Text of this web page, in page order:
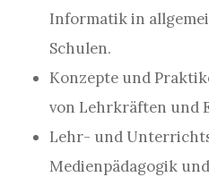
Informatik in
Schulen.
Konzepte und
von Lehrkräften und
Lehr- und
Medienpädagogik